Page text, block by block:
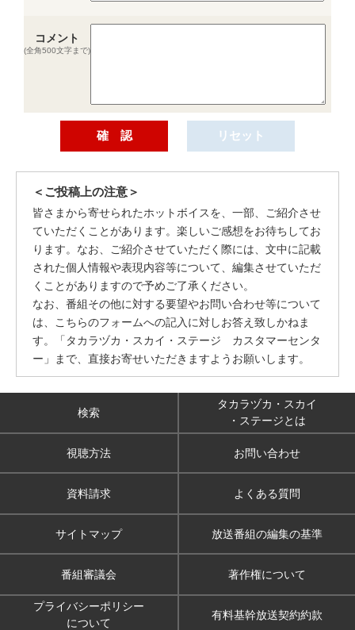
コメント
(全角500文字まで)
＜ご投稿上の注意＞
皆さまから寄せられたホットボイスを、一部、ご紹介させ
ていただくことがあります。楽しいご感想をお待ちしてお
ります。なお、ご紹介させていただく際には、文中に記載
された個人情報や表現内容等について、編集させていただ
くことがありますので予めご了承ください。
なお、番組その他に対する要望やお問い合わせ等について
は、こちらのフォームへの記入に対しお答え致しかねま
す。「タカラヅカ・スカイ・ステージ カスタマーセンタ
ー」まで、直接お寄せいただきますようお願いします。
検索
タカラヅカ・スカイ
・ステージとは
視聴方法 お問い合わせ
資料請求 よくある質問
サイトマップ 放送番組の編集の基準
番組審議会 著作権について
プライバシーポリシー
について
有料基幹放送契約約款